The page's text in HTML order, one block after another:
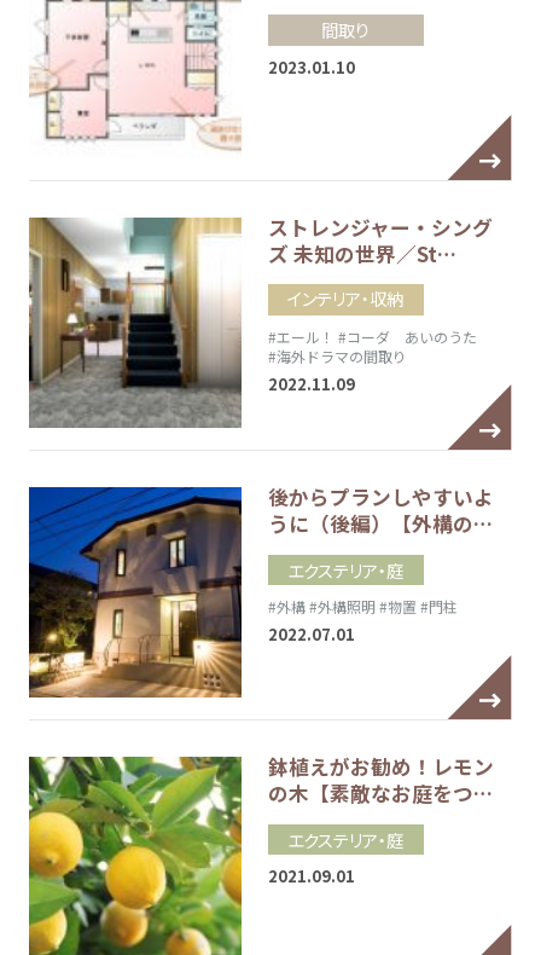
間取り
2023.01.10
ストレンジャー・シング
ズ 未知の世界／St…
インテリア・収納
#エール！ #コーダ あいのうた
#海外ドラマの間取り
2022.11.09
後からプランしやすいよ
うに（後編）【外構の…
エクステリア・庭
#外構#外構照明 #物置 #門柱
2022.07.01
鉢植えがお勧め！レモン
の木【素敵なお庭をつ…
エクステリア・庭
2021.09.01